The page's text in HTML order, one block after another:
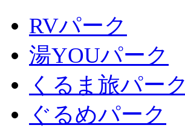
RVパーク
湯YOUパーク
くるま旅パーク
ぐるめパーク